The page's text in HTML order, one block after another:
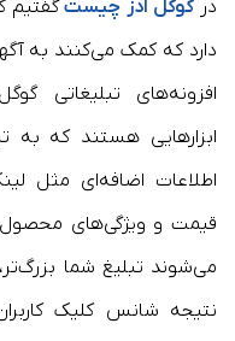
درگوگل ادز چیست گفتیم
دارد که کمک می‌کنند به
ابزارهایی هستند که به
اطلاعات اضافه‌ای مثل
قیمت و ویژگی‌های محصول
می‌شوند تبلیغ شما
نتیجه شانس کلیک